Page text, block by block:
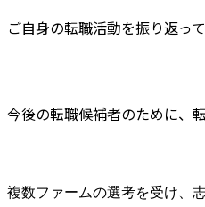
ご自身の転職活動を振り返って
今後の転職候補者のために、
複数ファームの選考を受け、